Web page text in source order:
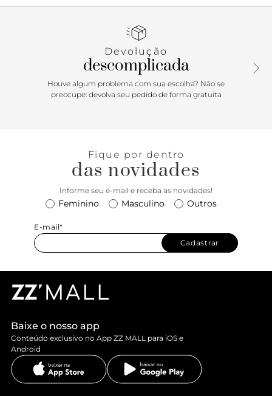
Com um acabamento texturizado que cria um padrão sutil
acessório clássico, mas com um toque de personalidade.
Devolução
descomplicada
Houve algum problema com sua escolha? Não se
preocupe: devolva seu pedido de forma gratuita
Fique por dentro
das novidades
Informe seu e-mail e receba as novidades!
Feminino Masculino Outros
E-mail*
Cadastrar
Baixe o nosso app
Conteúdo exclusivo no App ZZ MALL para iOS e
Android